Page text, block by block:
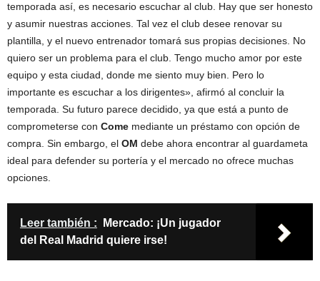
temporada así, es necesario escuchar al club. Hay que ser honesto
y asumir nuestras acciones. Tal vez el club desee renovar su
plantilla, y el nuevo entrenador tomará sus propias decisiones. No
quiero ser un problema para el club. Tengo mucho amor por este
equipo y esta ciudad, donde me siento muy bien. Pero lo
importante es escuchar a los dirigentes», afirmó al concluir la
temporada. Su futuro parece decidido, ya que está a punto de
comprometerse con Come mediante un préstamo con opción de
compra. Sin embargo, el OM debe ahora encontrar al guardameta
ideal para defender su portería y el mercado no ofrece muchas
opciones.
Leer también :
Mercado: ¡Un jugador
del Real Madrid quiere irse!